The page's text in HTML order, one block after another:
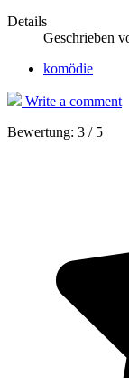
Details
Geschrieben
komödie
Write a comment
Bewertung: 3 / 5